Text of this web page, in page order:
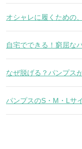
オシャレに履くための
自宅でできる！窮屈な
なぜ脱げる？パンプス
パンプスのS・M・Lサ